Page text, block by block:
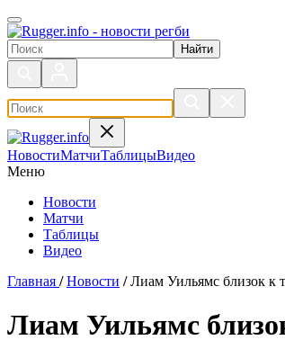
Поиск по сайту
НовостиМатчиТаблицыВидео
Меню
Новости
Матчи
Таблицы
Видео
Главная / Новости / Лиам Уильямс близок к
Лиам Уильямс